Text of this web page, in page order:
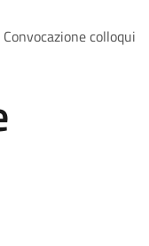
colloqui